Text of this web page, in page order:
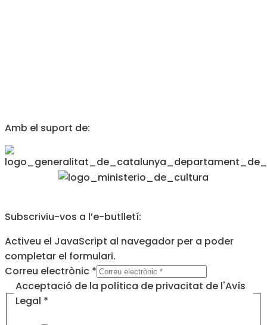
Amb el suport de:
Subscriviu-vos a l’e-butlletí:
Activeu el JavaScript al navegador per a poder
completar el formulari.
Correu electrònic *
Acceptació
Acceptació de la política de privacitat de l'Avís
Legal *